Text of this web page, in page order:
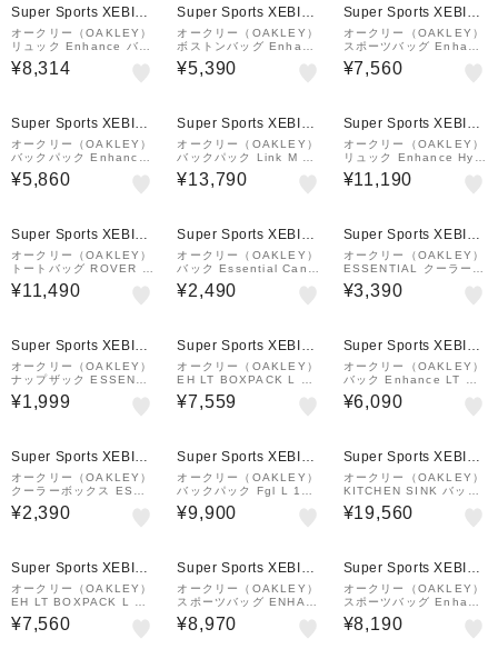
Super Sports XEBIO
&mall店
オークリー（OAKLEY）
リュック Enhance バッ
クパック XL 9.0 黒 40L
FOS901980-022 デイ
¥8,314
Super Sports XEBIO
&mall店
オークリー（OAKLEY）
ボストンバッグ Enhanc
e LT M 8.0 Fw 黒 40L
FOS901905-02E トラ
¥5,390
Super Sports XEBIO
&mall店
オークリー（OAKLEY）
スポーツバッグ Enhanc
e LT Boxpack L 8.0 F
w 黒 30L FOS901842-
¥7,560
Super Sports XEBIO
&mall店
オークリー（OAKLEY）
バックパック Enhance
Sling 9.0 黒 10L FOS9
01983-081 モバイルポ
¥5,860
Super Sports XEBIO
&mall店
オークリー（OAKLEY）
バックパック Link M 黒
23L FOS902375-021
リュック デイバッグ 撥
¥13,790
Super Sports XEBIO
&mall店
オークリー（OAKLEY）
リュック Enhance Hyb
rid バックパック L 黒 3
5L FOS902148-081 ボ
¥11,190
Super Sports XEBIO
&mall店
オークリー（OAKLEY）
トートバッグ ROVER C
OMMUTER 黒 26L FO
S902082-02E トート
¥11,490
Super Sports XEBIO
&mall店
オークリー（OAKLEY）
バック Essential Canv
as トートバッグ 7.0 ブ
ラック×ブルー 12L FOS
¥2,490
Super Sports XEBIO
&mall店
オークリー（OAKLEY）
ESSENTIAL クーラーボ
ックス M FOS901988-
27B 耐水 保冷温 クーラ
¥3,390
Super Sports XEBIO
&mall店
オークリー（OAKLEY）
ナップザック ESSENTI
AL CODE PACK 9.0 ナ
ップサック ベージュ FO
¥1,999
Super Sports XEBIO
&mall店
オークリー（OAKLEY）
EH LT BOXPACK L 8.
0 ディパック FOS9018
42-081 30L 撥水 黒
¥7,559
Super Sports XEBIO
&mall店
オークリー（OAKLEY）
バック Enhance LT ト
ートバッグ 9.0 白 FOS
901984-100 学校 学生
¥6,090
Super Sports XEBIO
&mall店
オークリー（OAKLEY）
クーラーボックス ESSE
NTIAL S 黒 FOS90198
9-022 保冷 保温 保冷バ
¥2,390
Super Sports XEBIO
&mall店
オークリー（OAKLEY）
バックパック Fgl L 10.
0 緑 25L FOS902373-
760 リュック デイバッ
¥9,900
Super Sports XEBIO
&mall店
オークリー（OAKLEY）
KITCHEN SINK バック
パック 92060A-84U
¥19,560
Super Sports XEBIO
&mall店
オークリー（OAKLEY）
EH LT BOXPACK L 8.
0 ディパック FOS9018
42-022
¥7,560
Super Sports XEBIO
&mall店
オークリー（OAKLEY）
スポーツバッグ ENHAN
CE LT Boston L 9.0 F
w 黒 45L FOS902150-
¥8,970
Super Sports XEBIO
&mall店
オークリー（OAKLEY）
スポーツバッグ Enhanc
e LT Boxpack Xl 8.0 F
w 黒 40L FOS901841-
¥8,190